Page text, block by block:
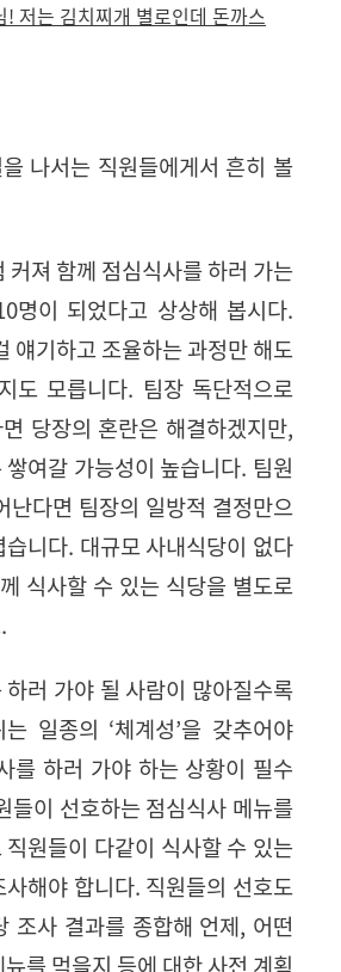
! 저는 김치찌개 별로인데 돈까스
나서는 직원들에게서 흔히 볼
커져 함께 점심식사를 하러 가는
명이 되었다고 상상해 봅시다.
얘기하고 조율하는 과정만 해도
도 모릅니다. 팀장 독단적으로
당장의 혼란은 해결하겠지만,
여갈 가능성이 높습니다. 팀원
난다면 팀장의 일방적 결정만으
습니다. 대규모 사내식당이 없다
식사할 수 있는 식당을 별도로
.
러 가야 될 사람이 많아질수록
일종의 ‘체계성’을 갖추어야
를 하러 가야 하는 상황이 필수
들이 선호하는 점심식사 메뉴를
원들이 다같이 식사할 수 있는
해야 합니다. 직원들의 선호도
조사 결과를 종합해 언제, 어떤
를 먹을지 등에 대한 사전 계획